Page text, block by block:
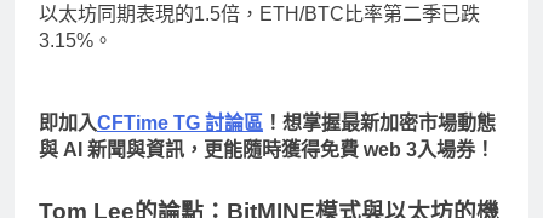
以太坊同期表現的1.5倍，ETH/BTC比率第二季已跌
3.15%。
即加入CFTime TG 討論區 ！想掌握最新加密市場動態
與 AI 新聞與資訊，更能隨時獲得免費 web 3入場券！
Tom Lee的論點：BitMINE模式與以太坊的機